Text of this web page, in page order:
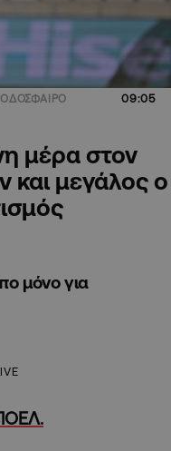
09:05
μέρα στον
και μεγάλος ο
μόνο για